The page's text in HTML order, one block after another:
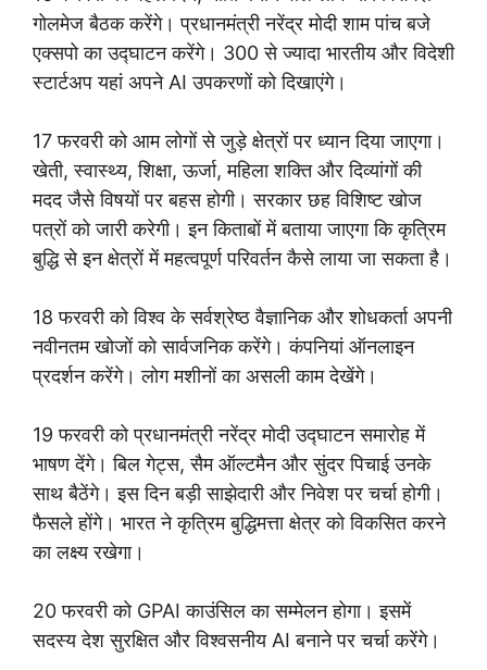
गोलमेज बैठक करेंगे। प्रधानमंत्री नरेंद्र मोदी शाम पांच बजे
एक्सपो का उद्घाटन करेंगे। 300 से ज्यादा भारतीय और विदेशी
स्टार्टअप यहां अपने AI उपकरणों को दिखाएंगे।
17 फरवरी को आम लोगों से जुड़े क्षेत्रों पर ध्यान दिया जाएगा।
खेती, स्वास्थ्य, शिक्षा, ऊर्जा, महिला शक्ति और दिव्यांगों की
मदद जैसे विषयों पर बहस होगी। सरकार छह विशिष्ट खोज
पत्रों को जारी करेगी। इन किताबों में बताया जाएगा कि कृत्रिम
बुद्धि से इन क्षेत्रों में महत्वपूर्ण परिवर्तन कैसे लाया जा सकता है।
18 फरवरी को विश्व के सर्वश्रेष्ठ वैज्ञानिक और शोधकर्ता अपनी
नवीनतम खोजों को सार्वजनिक करेंगे। कंपनियां ऑनलाइन
प्रदर्शन करेंगे। लोग मशीनों का असली काम देखेंगे।
19 फरवरी को प्रधानमंत्री नरेंद्र मोदी उद्घाटन समारोह में
भाषण देंगे। बिल गेट्स, सैम ऑल्टमैन और सुंदर पिचाई उनके
साथ बैठेंगे। इस दिन बड़ी साझेदारी और निवेश पर चर्चा होगी।
फैसले होंगे। भारत ने कृत्रिम बुद्धिमत्ता क्षेत्र को विकसित करने
का लक्ष्य रखेगा।
20 फरवरी को GPAI काउंसिल का सम्मेलन होगा। इसमें
सदस्य देश सुरक्षित और विश्वसनीय AI बनाने पर चर्चा करेंगे।